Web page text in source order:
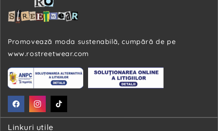
Promovează moda sustenabilă, cumpără de pe
www.rostreetwear.com
FacebookInstagramTikTok
Linkuri utile